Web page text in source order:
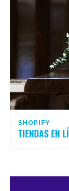
SHOPIFY
TIENDAS EN